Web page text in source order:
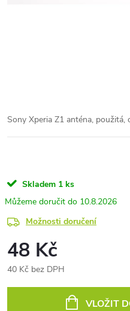
Sony Xperia Z1 anténa, použitá,
Skladem 1 ks
10.8.2026
Možnosti doručení
48 Kč
40 Kč bez DPH
VLOŽIT